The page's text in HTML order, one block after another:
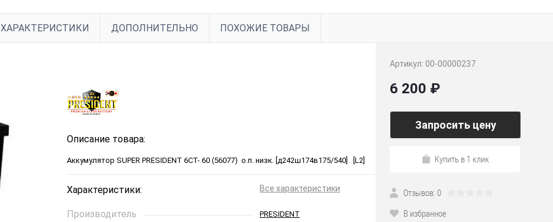
ХАРАКТЕРИСТИКИ ДОПОЛНИТЕЛЬНО ПОХОЖИЕ ТОВАРЫ
Описание товара:
Аккумулятор SUPER PRESIDENT 6СТ- 60 (56077) о.п. низк. [д242ш174в175/540] [L2]
Характеристики: Все характеристики
Производитель PRESIDENT
Артикул: 00-00000237
6 200 ₽
Запросить цену
Купить в 1 клик
Отзывов: 0
В избранное